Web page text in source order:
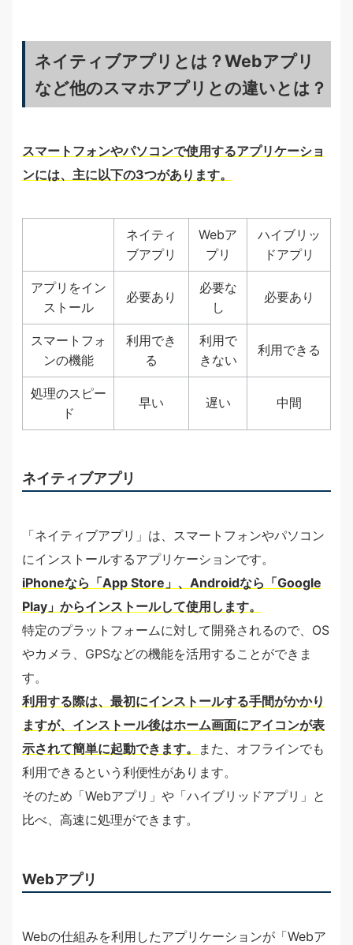
ネイティブアプリとは？Webアプリ
など他のスマホアプリとの違いとは？
スマートフォンやパソコンで使用するアプリケーショ
ンには、主に以下の3つがあります。
ネイティ
ブアプリ
Webア
プリ
ハイブリッ
ドアプリ
アプリをイン
ストール
必要あり
必要な
し
必要あり
スマートフォ
ンの機能
利用でき
る
利用で
きない
利用できる
処理のスピー
ド
早い 遅い 中間
ネイティブアプリ
「ネイティブアプリ」は、スマートフォンやパソコン
にインストールするアプリケーションです。
iPhoneなら「App Store」、Androidなら「Google
Play」からインストールして使用します。
特定のプラットフォームに対して開発されるので、OS
やカメラ、GPSなどの機能を活用することができま
す。
利用する際は、最初にインストールする手間がかかり
ますが、インストール後はホーム画面にアイコンが表
示されて簡単に起動できます。
また、オフラインでも
利用できるという利便性があります。
そのため「Webアプリ」や「ハイブリッドアプリ」と
比べ、高速に処理ができます。
Webアプリ
Webの仕組みを利用したアプリケーションが「Webア